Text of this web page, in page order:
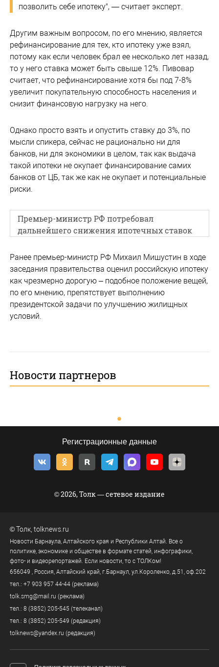
позволить себе ипотеку", — считает эксперт.
Другим важным вопросом, по его мнению, является
рефинансирование для тех, кто ипотеку уже взял,
потому как если человек брал ее несколько лет назад,
то у него ставка может быть свыше 12%. Пивовар
считает, что рефинансирование хотя бы под 7-8%
увеличит покупательную способность населения и
снизит финансовую нагрузку на него.
Однако просто взять и опустить ставку до 3%, по
мысли спикера, сейчас не рационально ни для
банков, ни для экономики в целом, так как выдача
такой ипотеки не окупает финансирование самих
банков от ЦБ, так же как не окупает и потенциальные
риски.
Премьер-министр РФ потребовал
дальнейшего снижения ипотечных ставок
Ранее премьер-министр РФ Михаил Мишустин в ходе
заседания правительства оценил российскую ипотеку
как чрезмерно дорогую – подобное положение вещей,
по его мнению, препятствует выполнению
президентской задачи по улучшению жилищных
условий.
Новости партнеров
Регистрационные данные
© 2026, Толк — сетевое издание
©Толк tolknews.ru
Новости Барнаула, Алтайского края и Республики Алтай. Все о
политике, экономике и обществе в формате статей, инфографики,
фото- и видеорепортажей. Если новости, то с ТОЛКом!
656049 , Россия, Алтайский край, г.Барнаул, ул.Короленко, д.51, оф.202
тел.: +7 903 957 44-44 (реклама)
tolk.smg@mail.ru (реклама)
тел.: 8 (3852) 205-545 (телеканал)
тел.: 8 (3852) 205-549 (редакция)
tolknews@yandex.ru (редакция)